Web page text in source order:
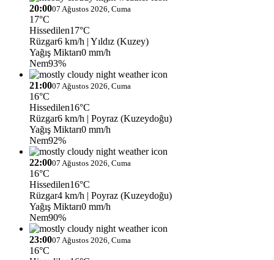
20:0007 Ağustos 2026, Cuma
17°C
Hissedilen17°C
Rüzgar6 km/h | Yıldız (Kuzey)
Yağış Miktarı0 mm/h
Nem93%
21:0007 Ağustos 2026, Cuma
16°C
Hissedilen16°C
Rüzgar6 km/h | Poyraz (Kuzeydoğu)
Yağış Miktarı0 mm/h
Nem92%
22:0007 Ağustos 2026, Cuma
16°C
Hissedilen16°C
Rüzgar4 km/h | Poyraz (Kuzeydoğu)
Yağış Miktarı0 mm/h
Nem90%
23:0007 Ağustos 2026, Cuma
16°C